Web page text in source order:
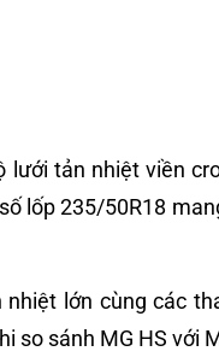
lưới tản nhiệt viền
lốp 235/50R18
lớn cùng các
so sánh MG HS với